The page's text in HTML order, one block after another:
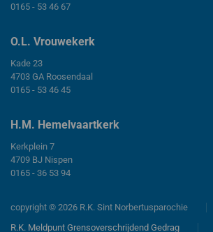
0165 - 53 46 67
O.L. Vrouwekerk
Kade 23
4703 GA Roosendaal
0165 - 53 46 45
H.M. Hemelvaartkerk
Kerkplein 7
4709 BJ Nispen
0165 - 36 53 94
copyright © 2026 R.K. Sint Norbertusparochie
R.K. Meldpunt Grensoverschrijdend Gedrag